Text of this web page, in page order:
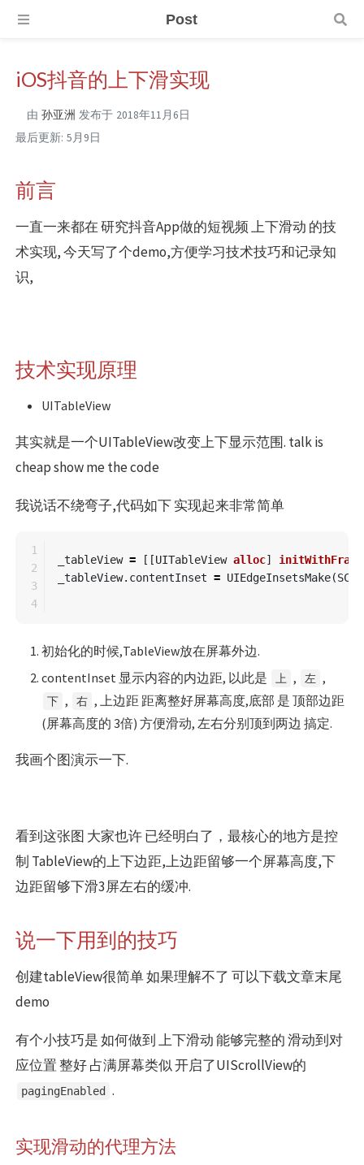
Post
iOS抖音的上下滑实现
由 孙亚洲 发布于 2018年11月6日
最后更新: 5月9日
前言
一直一来都在 研究抖音App做的短视频 上下滑动 的技
术实现, 今天写了个demo,方便学习技术技巧和记录知
识,
技术实现原理
UITableView
其实就是一个UITableView改变上下显示范围. talk is
cheap show me the code
我说话不绕弯子,代码如下 实现起来非常简单
1
2
3
_tableView = [[UITableView alloc] initWithFrame
_tableView. contentInset = UIEdgeInsetsMake(
初始化的时候,TableView放在屏幕外边.
contentInset 显示内容的内边距, 以此是
上 , 左 ,
下 , 右 , 上边距 距离整好屏幕高度,底部 是 顶部边距
(屏幕高度的 3倍) 方便滑动, 左右分别顶到两边 搞定.
我画个图演示一下.
看到这张图 大家也许 已经明白了，最核心的地方是控
制 TableView的上下边距,上边距留够一个屏幕高度,下
边距留够下滑3屏左右的缓冲.
说一下用到的技巧
创建tableView很简单 如果理解不了 可以下载文章末尾
demo
有个小技巧是 如何做到 上下滑动 能够完整的 滑动到对
应位置 整好 占满屏幕类似 开启了UIScrollView的
pagingEnabled .
实现滑动的代理方法